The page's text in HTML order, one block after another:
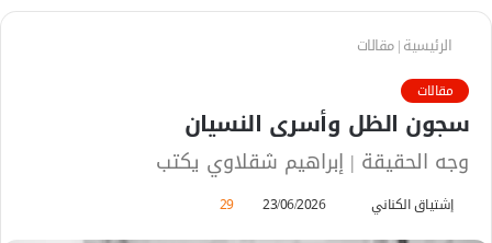
الرئيسية|مقالات
مقالات
سجون الظل وأسرى النسيان
وجه الحقيقة | إبراهيم شقلاوي يكتب
إشتياق الكناني 23/06/2026
29